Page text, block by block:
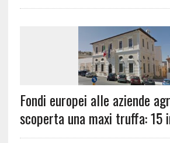
Fondi europei alle aziende
scoperta una maxi truffa: 15